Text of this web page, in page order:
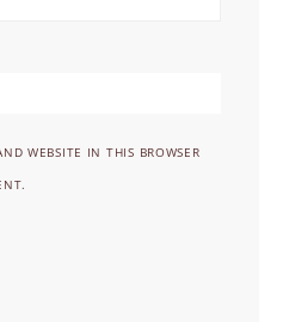
WEBSITE IN THIS BROWSER